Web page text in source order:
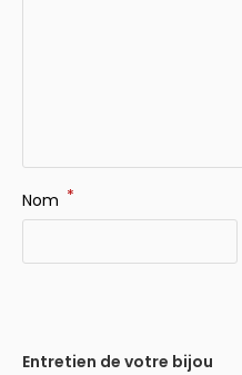
Nom *
Entretien de votre bijou